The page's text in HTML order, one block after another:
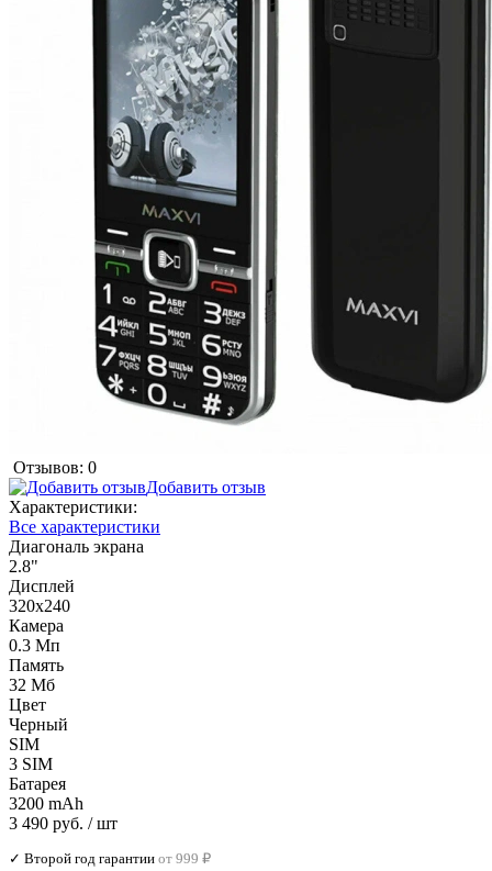
Отзывов: 0
Добавить отзыв
Характеристики:
Все характеристики
Диагональ экрана
2.8"
Дисплей
320х240
Камера
0.3 Мп
Память
32 Мб
Цвет
Черный
SIM
3 SIM
Батарея
3200 mAh
3 490 руб. / шт
✓ Второй год гарантии от 999 ₽